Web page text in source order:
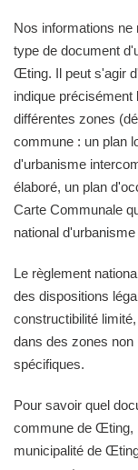
Nos informations ne
type de document
Œting. Il peut s'agir
indique
différentes zones
commune : un plan
d'urbanisme
élaboré, un plan
Carte Communale
national
Le règlement
des dispositions
constructibilité
dans des zones
spécifiques.
Pour savoir quel
commune de Œting,
municipalité de